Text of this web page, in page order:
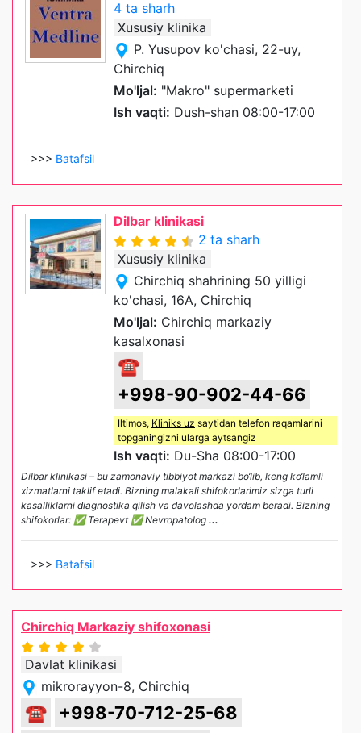
4 ta sharh
Xususiy klinika
P. Yusupov ko'chasi, 22-uy,
Chirchiq
Mo'ljal: "Makro" supermarketi
Ish vaqti: Dush-shan 08:00-17:00
>>> Batafsil
Dilbar klinikasi
2 ta sharh
Xususiy klinika
Chirchiq shahrining 50 yilligi
ko'chasi, 16A, Chirchiq
Mo'ljal: Chirchiq markaziy
kasalxonasi
☎
+998-90-902-44-66
Iltimos, Kliniks uz saytidan telefon raqamlarini
topganingizni ularga aytsangiz
Ish vaqti: Du-Sha 08:00-17:00
Dilbar klinikasi – bu zamonaviy tibbiyot markazi bo‘lib, keng ko‘lamli
xizmatlarni taklif etadi. Bizning malakali shifokorlarimiz sizga turli
kasalliklarni diagnostika qilish va davolashda yordam beradi. Bizning
shifokorlar: ✅ Terapevt ✅ Nevropatolog ...
>>> Batafsil
Chirchiq Markaziy shifoxonasi
Davlat klinikasi
mikrorayyon-8, Chirchiq
☎
+998-70-712-25-68